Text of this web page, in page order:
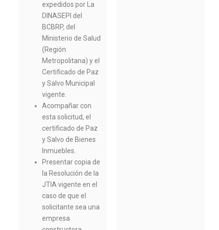
expedidos por La
DINASEPI del
BCBRP, del
Ministerio de Salud
(Región
Metropolitana) y el
Certificado de Paz
y Salvo Municipal
vigente.
Acompañar con
esta solicitud, el
certificado de Paz
y Salvo de Bienes
Inmuebles.
Presentar copia de
la Resolución de la
JTIA vigente en el
caso de que el
solicitante sea una
empresa